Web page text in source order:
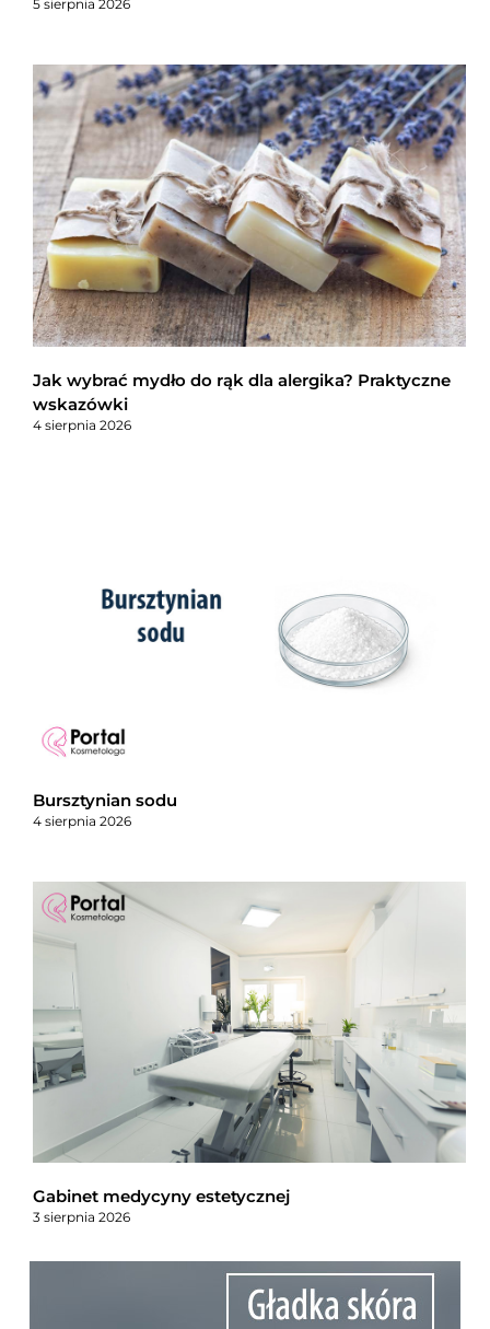
5 sierpnia 2026
Jak wybrać mydło do rąk dla alergika? Praktyczne
wskazówki
4 sierpnia 2026
Bursztynian sodu
4 sierpnia 2026
Gabinet medycyny estetycznej
3 sierpnia 2026